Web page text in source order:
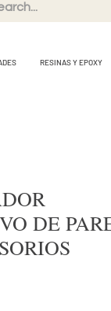
RESINAS Y EPOXY
DE